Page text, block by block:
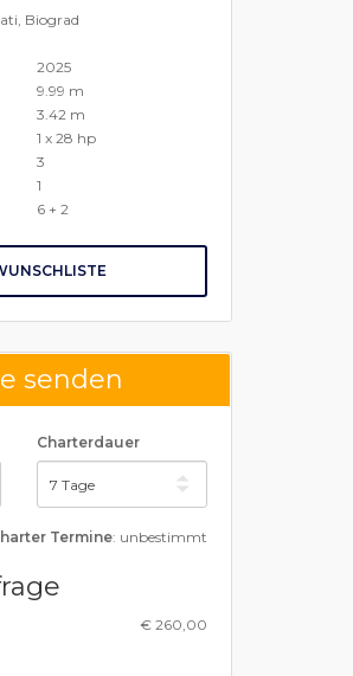
Biograd
2025
9.99 m
3.42 m
1 x 28 hp
3
1
6 + 2
senden
Charterdauer
Termine: unbestimmt
€ 260,00